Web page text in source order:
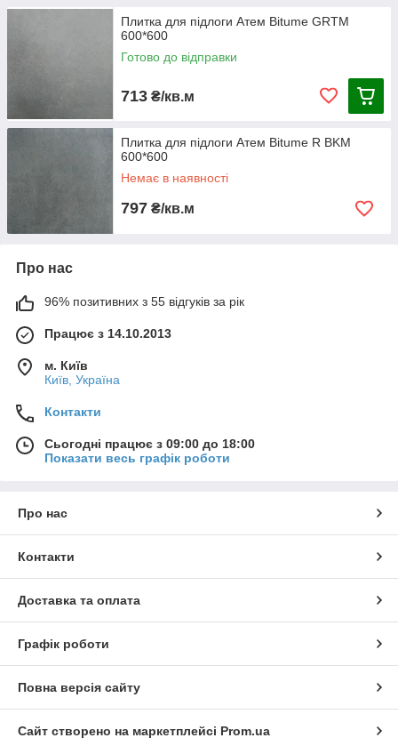
Плитка для підлоги Атем Bitume GRTM
600*600
Готово до відправки
713 ₴/кв.м
Плитка для підлоги Атем Bitume R BKM
600*600
Немає в наявності
797 ₴/кв.м
Про нас
96% позитивних з 55 відгуків за рік
Працює з 14.10.2013
м. Київ
Київ, Україна
Контакти
Сьогодні працює з 09:00 до 18:00
Показати весь графік роботи
Про нас
Контакти
Доставка та оплата
Графік роботи
Повна версія сайту
Сайт створено на маркетплейсі Prom.ua